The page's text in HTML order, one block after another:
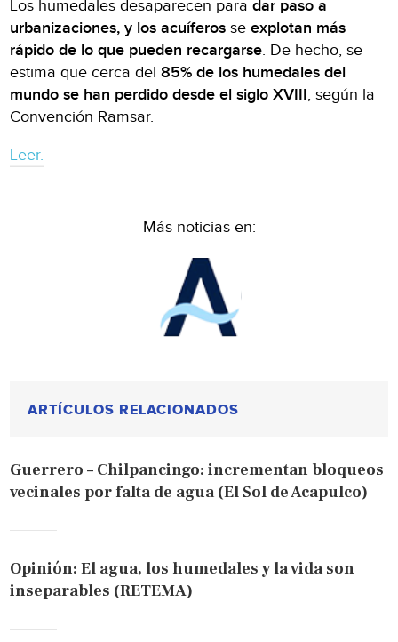
Los humedales desaparecen paradar paso a
urbanizaciones, y los acuíferos se explotan más
rápido de lo que pueden recargarse. De hecho, se
estima que cerca del85% de los humedales del
mundo se han perdido desde el siglo XVIII, según la
Convención Ramsar.
Leer.
Más noticias en:
ARTÍCULOS RELACIONADOS
Guerrero – Chilpancingo: incrementan bloqueos
vecinales por falta de agua (El Sol de Acapulco)
Opinión: El agua, los humedales y la vida son
inseparables (RETEMA)